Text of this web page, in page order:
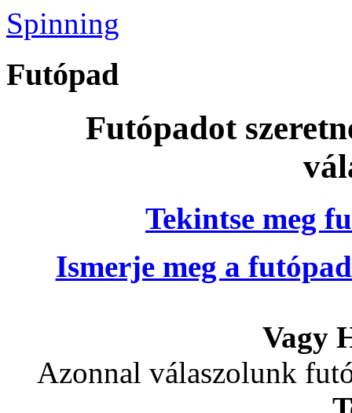
Spinning
Futópad
Futópadot
Tekintse meg
Ismerje meg a
Vagy
Azonnal válaszolunk